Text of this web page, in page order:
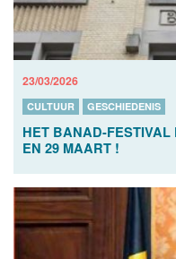
23/03/2026
CULTUUR GESCHIEDENIS
HET BANAD-FESTIVAL
EN 29 MAART !